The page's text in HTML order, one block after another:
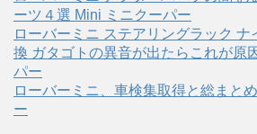
ーツ４選 Mini ミニクーパー
ローバーミニ ステアリングラック ナ
換 ガタゴトの異音が出たらこれが原
パー
ローバーミニ、車検集取得と総まと
ー